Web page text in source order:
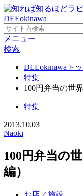
メニュー
検索
DEEokinawaト
特集
100円弁当の世
特集
2013.10.03
Naoki
100円弁当の
編）
お店／施設